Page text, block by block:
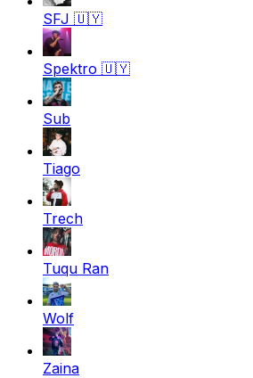
SFJ 🇺🇾
Spektro 🇺🇾
Sub
Tiago
Trech
Tuqu Ran
Wolf
Zaina